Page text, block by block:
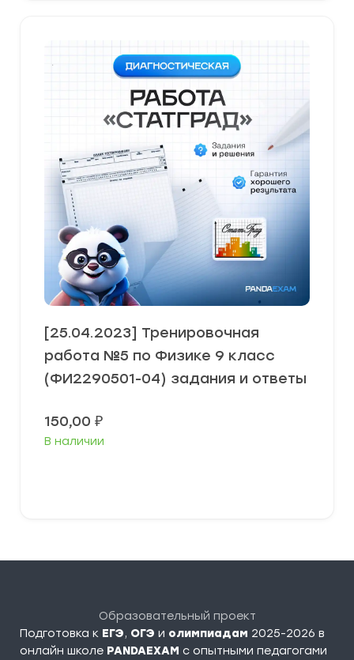
[25.04.2023] Тренировочная
работа №5 по Физике 9 класс
(ФИ2290501-04) задания и ответы
150,00 ₽
В наличии
Образовательный проект
Подготовка к ЕГЭ, ОГЭ и олимпиадам 2025-2026 в
онлайн школе PANDAEXAM c опытными педагогами